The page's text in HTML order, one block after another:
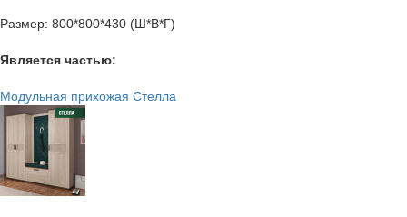
Размер: 800*800*430 (Ш*В*Г)
Является частью:
Модульная прихожая Стелла